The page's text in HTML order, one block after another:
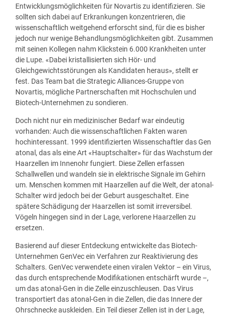
Entwicklungsmöglichkeiten für Novartis zu identifizieren. Sie
sollten sich dabei auf Erkrankungen konzentrieren, die
wissenschaftlich weitgehend erforscht sind, für die es bisher
jedoch nur wenige Behandlungsmöglichkeiten gibt. Zusammen
mit seinen Kollegen nahm Klickstein 6.000 Krankheiten unter
die Lupe. «Dabei kristallisierten sich Hör- und
Gleichgewichtsstörungen als Kandidaten heraus», stellt er
fest. Das Team bat die Strategic Alliances-Gruppe von
Novartis, mögliche Partnerschaften mit Hochschulen und
Biotech-Unternehmen zu sondieren.
Doch nicht nur ein medizinischer Bedarf war eindeutig
vorhanden: Auch die wissenschaftlichen Fakten waren
hochinteressant. 1999 identifizierten Wissenschaftler das Gen
atonal, das als eine Art «Hauptschalter» für das Wachstum der
Haarzellen im Innenohr fungiert. Diese Zellen erfassen
Schallwellen und wandeln sie in elektrische Signale im Gehirn
um. Menschen kommen mit Haarzellen auf die Welt, der atonal-
Schalter wird jedoch bei der Geburt ausgeschaltet. Eine
spätere Schädigung der Haarzellen ist somit irreversibel.
Vögeln hingegen sind in der Lage, verlorene Haarzellen zu
ersetzen.
Basierend auf dieser Entdeckung entwickelte das Biotech-
Unternehmen GenVec ein Verfahren zur Reaktivierung des
Schalters. GenVec verwendete einen viralen Vektor – ein Virus,
das durch entsprechende Modifikationen entschärft wurde –,
um das atonal-Gen in die Zelle einzuschleusen. Das Virus
transportiert das atonal-Gen in die Zellen, die das Innere der
Ohrschnecke auskleiden. Ein Teil dieser Zellen ist in der Lage,